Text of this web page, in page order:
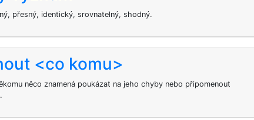
přesný, identický, srovnatelný, shodný.
<co komu>
něco znamená poukázat na jeho chyby nebo připomenout